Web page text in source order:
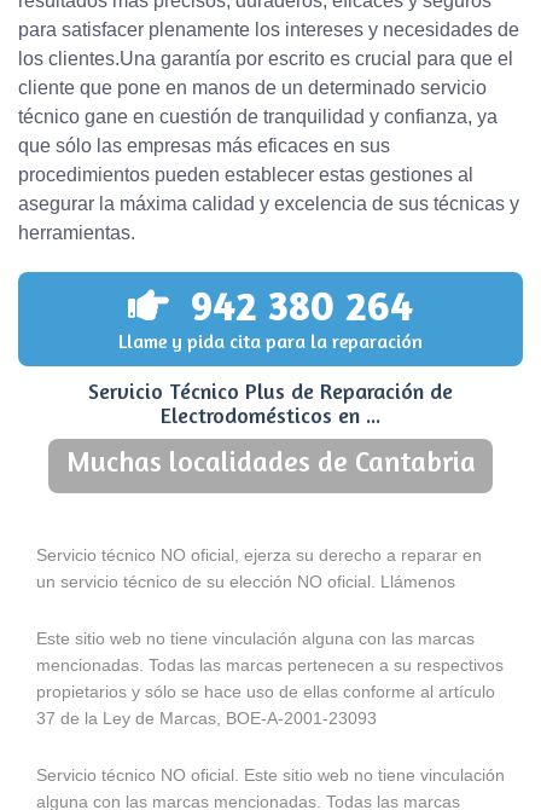
para satisfacer plenamente los intereses y necesidades de
los clientes.Una garantía por escrito es crucial para que el
cliente que pone en manos de un determinado servicio
técnico gane en cuestión de tranquilidad y confianza, ya
que sólo las empresas más eficaces en sus
procedimientos pueden establecer estas gestiones al
asegurar la máxima calidad y excelencia de sus técnicas y
herramientas.
942 380 264
Llame y pida cita para la reparación
Servicio Técnico Plus de Reparación de
Electrodomésticos en ...
Muchas localidades de Cantabria
Servicio técnico NO oficial, ejerza su derecho a reparar en
un servicio técnico de su elección NO oficial. Llámenos
Este sitio web no tiene vinculación alguna con las marcas
mencionadas. Todas las marcas pertenecen a su respectivos
propietarios y sólo se hace uso de ellas conforme al artículo
37 de la Ley de Marcas, BOE-A-2001-23093
Servicio técnico NO oficial. Este sitio web no tiene vinculación
alguna con las marcas mencionadas. Todas las marcas